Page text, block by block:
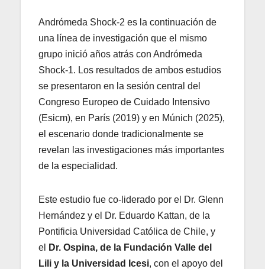
Andrómeda Shock-2 es la continuación de
una línea de investigación que el mismo
grupo inició años atrás con Andrómeda
Shock-1. Los resultados de ambos estudios
se presentaron en la sesión central del
Congreso Europeo de Cuidado Intensivo
(Esicm), en París (2019) y en Múnich (2025),
el escenario donde tradicionalmente se
revelan las investigaciones más importantes
de la especialidad.
Este estudio fue co-liderado por el Dr. Glenn
Hernández y el Dr. Eduardo Kattan, de la
Pontificia Universidad Católica de Chile, y
el
Dr. Ospina, de la Fundación Valle del
Lili y la Universidad Icesi, con el apoyo del